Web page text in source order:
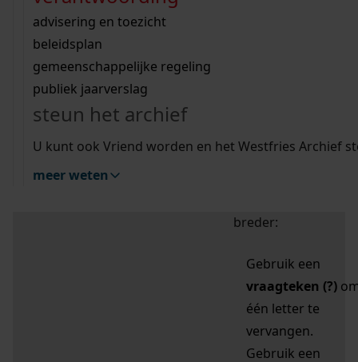
bouwvergunningen
omgevingsvergunningen
vergunningen
beeld en geluid
uitleg nodig?
Wij helpen u op weg met een aantal zoektips.
bekijk alle zoektips
Wij helpen u op weg met een aantal zoektips.
bekijk alle zoektips
bekijk ons geschiedenislokaal
advisering en toezicht
beleidsplan
gemeenschappelijke regeling
publiek jaarverslag
steun het archief
U kunt ook Vriend worden en het Westfries Archief
meer weten
zoektips
Mijn Studiezaal (inloggen)
uw zoekopdracht te
breder:
Gebruik een
vraagteken (?)
één letter te
vervangen.
Gebruik een